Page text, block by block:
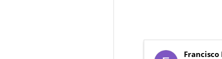
Todas nuestras
El producto
Debe